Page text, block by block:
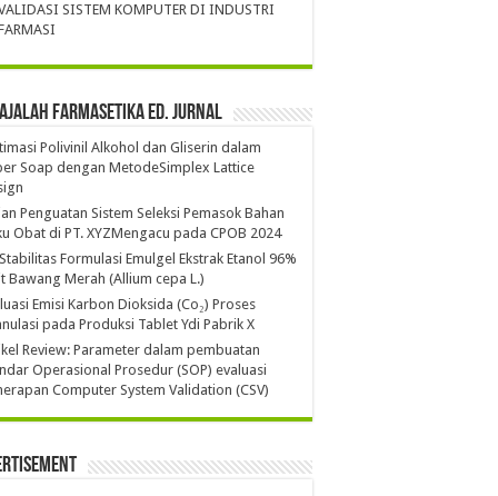
SISTEM KOMPUTER DI INDUSTRI
Farmasetika Ed. Jurnal
Polivinil Alkohol dan Gliserin dalam
Soap dengan MetodeSimplex Lattice
Penguatan Sistem Seleksi Pemasok Bahan
Obat di PT. XYZMengacu pada CPOB 2024
Formulasi Emulgel Ekstrak Etanol 96%
Bawang Merah (Allium cepa L.)
Emisi Karbon Dioksida (Co₂) Proses
pada Produksi Tablet Ydi Pabrik X
Review: Parameter dalam pembuatan
Operasional Prosedur (SOP) evaluasi
Computer System Validation (CSV)